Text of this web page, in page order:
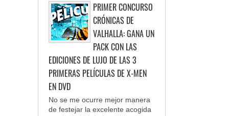
PRIMER CONCURSO
CRÓNICAS DE
VALHALLA: GANA UN
PACK CON LAS
EDICIONES DE LUJO DE LAS 3
PRIMERAS PELÍCULAS DE X-MEN
EN DVD
No se me ocurre mejor manera
de festejar la excelente acogida